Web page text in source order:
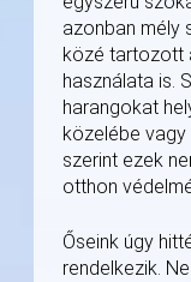
azonban mély
közé tartozott
használata is.
harangokat
közelébe
szerint ezek
otthon
Őseink úgy
rendelkezik.